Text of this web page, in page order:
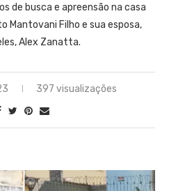
de busca e apreensão na casa
Mantovani Filho e sua esposa,
Alex Zanatta.
397 visualizações